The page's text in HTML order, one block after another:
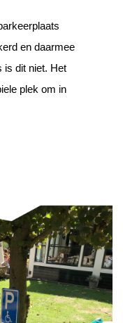
en daarmee
is dit niet. Het
plek om in